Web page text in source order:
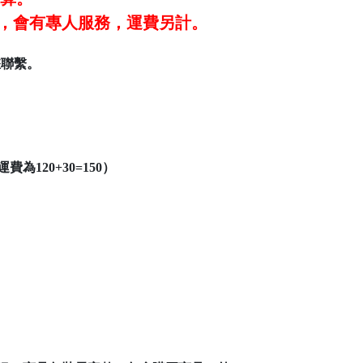
會有專人服務，運費另計。
繫。
為120+30=150）